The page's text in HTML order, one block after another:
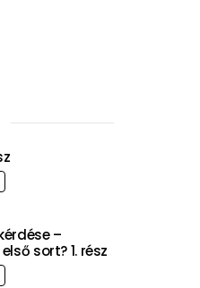
–
sort? 1. rész